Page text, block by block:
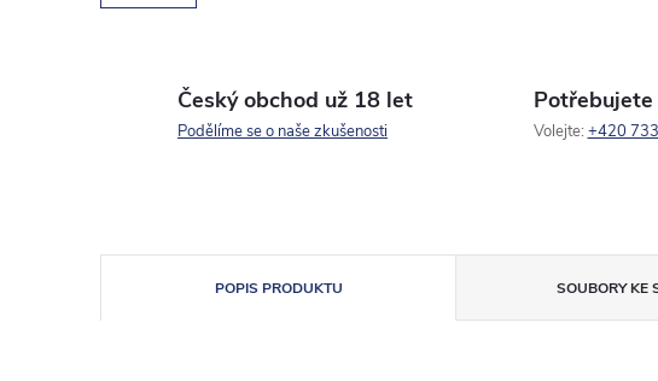
Český obchod už 18 let
Podělíme se o naše zkušenosti Volejte: +420
POPIS PRODUKTU SOUBORY KE